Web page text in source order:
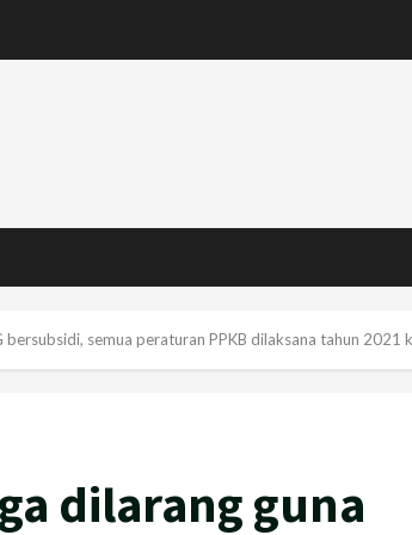
bersubsidi, semua peraturan PPKB dilaksana tahun 2021
dilarang guna